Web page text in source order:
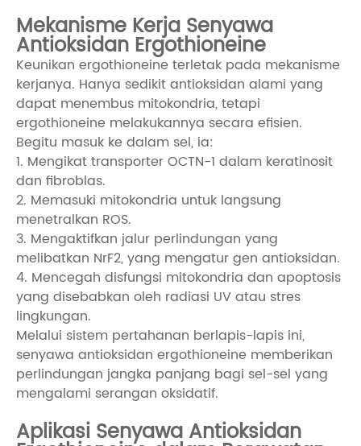
Mekanisme Kerja Senyawa
Antioksidan Ergothioneine
Keunikan ergothioneine terletak pada mekanisme
kerjanya. Hanya sedikit antioksidan alami yang
dapat menembus mitokondria, tetapi
ergothioneine melakukannya secara efisien.
Begitu masuk ke dalam sel, ia:
1. Mengikat transporter OCTN-1 dalam keratinosit
dan fibroblas.
2. Memasuki mitokondria untuk langsung
menetralkan ROS.
3. Mengaktifkan jalur perlindungan yang
melibatkan NrF2, yang mengatur gen antioksidan.
4. Mencegah disfungsi mitokondria dan apoptosis
yang disebabkan oleh radiasi UV atau stres
lingkungan.
Melalui sistem pertahanan berlapis-lapis ini,
senyawa antioksidan ergothioneine memberikan
perlindungan jangka panjang bagi sel-sel yang
mengalami serangan oksidatif.
Aplikasi Senyawa Antioksidan